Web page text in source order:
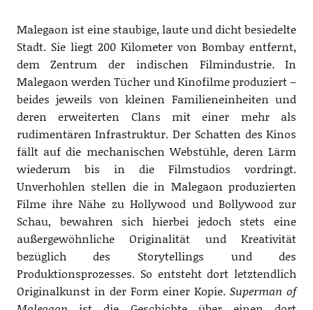
Malegaon ist eine staubige, laute und dicht besiedelte
Stadt. Sie liegt 200 Kilometer von Bombay entfernt,
dem Zentrum der indischen Filmindustrie. In
Malegaon werden Tücher und Kinofilme produziert –
beides jeweils von kleinen Familieneinheiten und
deren erweiterten Clans mit einer mehr als
rudimentären Infrastruktur. Der Schatten des Kinos
fällt auf die mechanischen Webstühle, deren Lärm
wiederum bis in die Filmstudios vordringt.
Unverhohlen stellen die in Malegaon produzierten
Filme ihre Nähe zu Hollywood und Bollywood zur
Schau, bewahren sich hierbei jedoch stets eine
außergewöhnliche Originalität und Kreativität
bezüglich des Storytellings und des
Produktionsprozesses. So entsteht dort letztendlich
Originalkunst in der Form einer Kopie.Superman of